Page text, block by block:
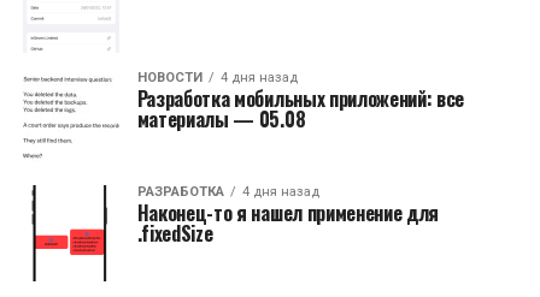
НОВОСТИ 4 дня назад
Разработка мобильных приложений: все
материалы — 05.08
РАЗРАБОТКА 4 дня назад
Наконец-то я нашел применение для
.fixedSize